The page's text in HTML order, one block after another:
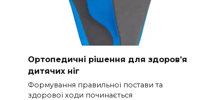
Ортопедичні рішення для здоров’я
дитячих ніг
Формування правильної постави та
здорової ходи починається